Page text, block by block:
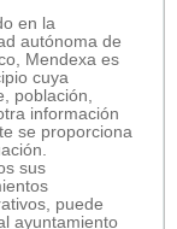
en la
autónoma de
Mendexa es
cuya
población,
información
se proporciona
sus
puede
ayuntamiento